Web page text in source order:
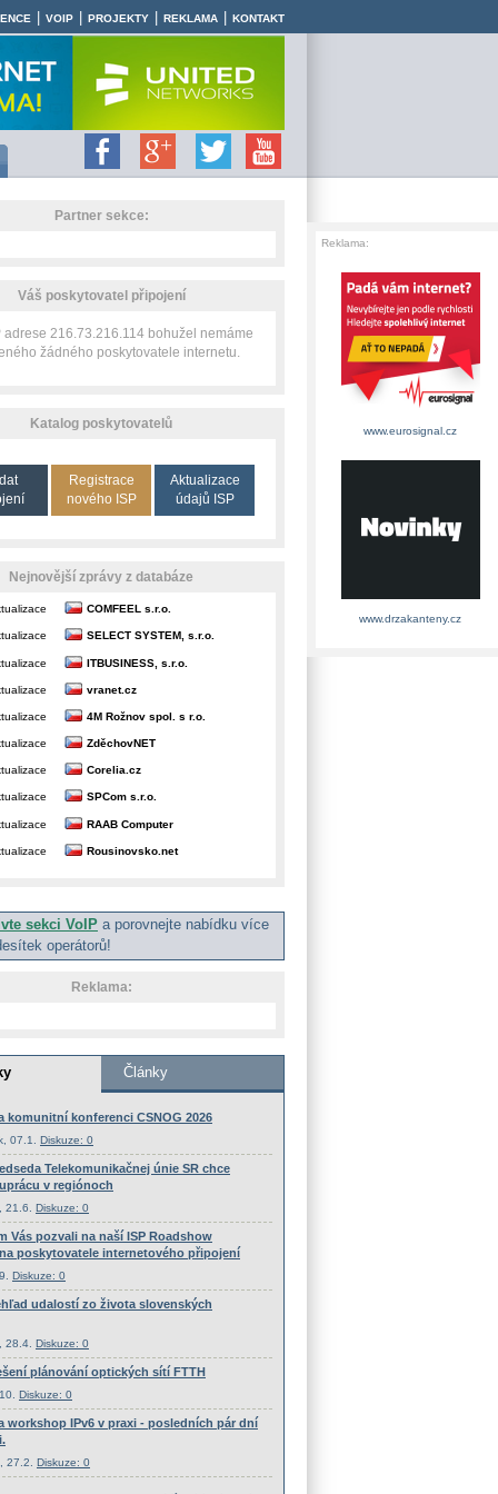
VOIP PROJEKTY REKLAMA KONTAKT
Partner sekce:
Váš poskytovatel připojení
adrese 216.73.216.114 bohužel nemáme
žádného poskytovatele internetu.
Katalog poskytovatelů
Registrace
nového ISP
Aktualizace
údajů ISP
Nejnovější zprávy z databáze
COMFEEL s.r.o.
SELECT SYSTEM, s.r.o.
ITBUSINESS, s.r.o.
vranet.cz
4M Rožnov spol. s r.o.
ZděchovNET
Corelia.cz
SPCom s.r.o.
RAAB Computer
Rousinovsko.net
sekci VoIP a porovnejte nabídku více
operátorů!
Reklama:
Reklama:
www.eurosignal.cz
www.drzakanteny.cz